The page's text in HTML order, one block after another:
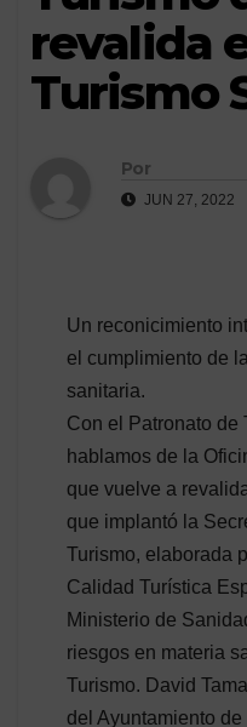
revalida
Turismo
Por
JUN 27, 2022
Un reconicimiento
el cumplimiento de
sanitaria.
Con el Patronato de
hablamos de la
que vuelve a
que implantó la
Turismo, elaborada
Calidad Turística
Ministerio de
riesgos en materia
Turismo. David
del Ayuntamiento